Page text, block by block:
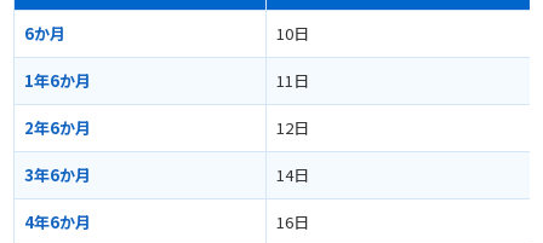
6か月 10日
1年6か月 11日
2年6か月 12日
3年6か月 14日
4年6か月 16日